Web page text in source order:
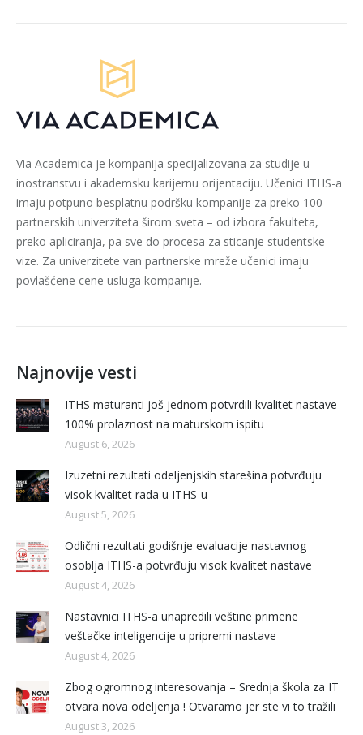
Via Academica je kompanija specijalizovana za studije u
inostranstvu i akademsku karijernu orijentaciju. Učenici ITHS-a
imaju potpuno besplatnu podršku kompanije za preko 100
partnerskih univerziteta širom sveta – od izbora fakulteta,
preko apliciranja, pa sve do procesa za sticanje studentske
vize. Za univerzitete van partnerske mreže učenici imaju
povlašćene cene usluga kompanije.
Najnovije vesti
ITHS maturanti još jednom potvrdili kvalitet nastave –
100% prolaznost na maturskom ispitu
August 6, 2026
Izuzetni rezultati odeljenjskih starešina potvrđuju
visok kvalitet rada u ITHS-u
August 5, 2026
Odlični rezultati godišnje evaluacije nastavnog
osoblja ITHS-a potvrđuju visok kvalitet nastave
August 4, 2026
Nastavnici ITHS-a unapredili veštine primene
veštačke inteligencije u pripremi nastave
August 4, 2026
Zbog ogromnog interesovanja – Srednja škola za IT
otvara nova odeljenja ! Otvaramo jer ste vi to tražili
August 3, 2026